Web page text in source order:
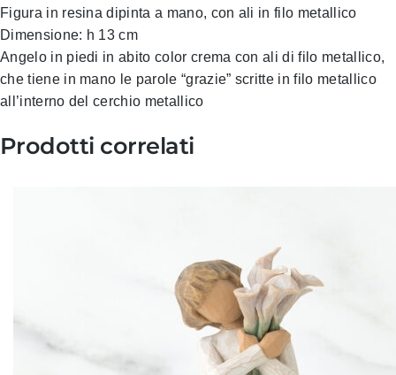
Figura in resina dipinta a mano, con ali in filo metallico
Dimensione: h 13 cm
Angelo in piedi in abito color crema con ali di filo metallico,
che tiene in mano le parole “grazie” scritte in filo metallico
all’interno del cerchio metallico
Prodotti correlati